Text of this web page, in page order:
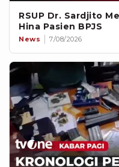
RSUP Dr. Sardjito
Hina Pasien BPJS
News 7/08/2026